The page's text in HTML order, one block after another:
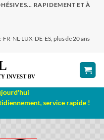
RAPIDEMENT ET À
NL-LUX-DE-ES, plus de 20 ans
service rapide !